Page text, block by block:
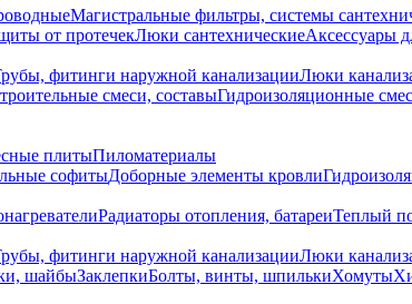
Магистральные фильтры, системы
от протечекЛюки сантехническиеАксессуары
фитинги наружной канализацииЛюки
смеси, составыГидроизоляционные
плитыПиломатериалы
софитыДоборные элементы кровли
Радиаторы отопления, батареиТеплый
фитинги наружной канализацииЛюки
шайбыЗаклепкиБолты, винты, шпилькиХомуты